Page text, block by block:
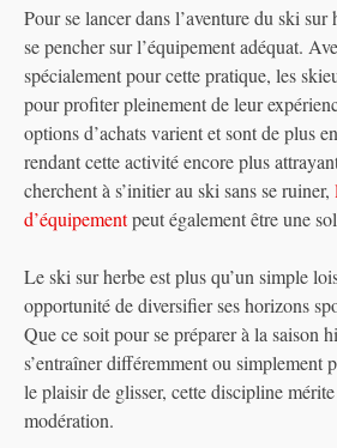
Pour se lancer dans l’aventure du ski sur
se pencher sur l’équipement adéquat.
spécialement pour cette pratique, les
pour profiter pleinement de leur
options d’achats varient et sont de plus
rendant cette activité encore plus
cherchent à s’initier au ski sans se ruiner,
d’équipementpeut également être une
Le ski sur herbe est plus qu’un simple
opportunité de diversifier ses horizons
Que ce soit pour se préparer à la saison
s’entraîner différemment ou simplement
le plaisir de glisser, cette discipline mérite
modération.